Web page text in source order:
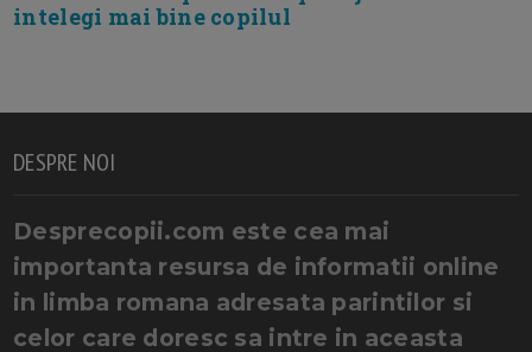
intelegi mai bine copilul
DESPRE NOI
Desprecopii.com este cea mai
importanta resursa de informatii online
in limba romana adresata parintilor si
celor care doresc sa intre in aceasta